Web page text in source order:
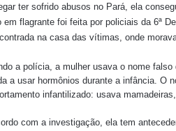
ter sofrido abusos no Pará, ela
em flagrante foi feita por policiais da 6ª
na casa das vítimas, onde
a polícia, a mulher usava o nome
a usar hormônios durante a infância. O
infantilizado: usava
com a investigação, ela tem